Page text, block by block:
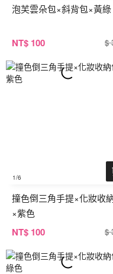
泡芙雲朵包×斜背包×黃綠
NT$ 100 $
1/6
撞色倒三角手提×化妝收
×紫色
NT$ 100 $